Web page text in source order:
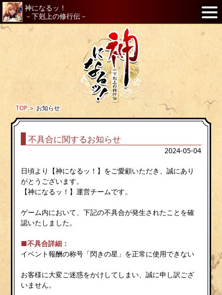
神になるッ！
－下剋上の修行伝－
TOP＞お知らせ
不具合に関するお知らせ
2024-05-04
日頃より【神になるッ！】をご愛顧いただき、誠にあり
がとうございます。
【神になるッ！】運営チームです。
ゲーム内において、下記の不具合が発生されたことを確
認いたしました。
■不具合詳細：
イベント報酬の称号「閃きの星」を正常に使用できない
お客様に大変ご迷惑をかけしてしまい、誠に申し訳ござ
いません。